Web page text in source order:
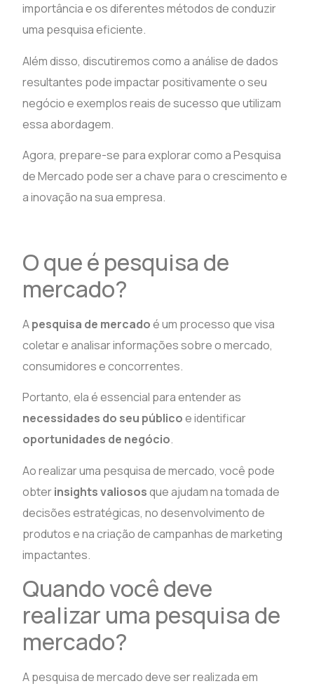
importância e os diferentes métodos de conduzir
uma pesquisa eficiente.
Além disso, discutiremos como a análise de dados
resultantes pode impactar positivamente o seu
negócio e exemplos reais de sucesso que utilizam
essa abordagem.
Agora, prepare-se para explorar como a Pesquisa
de Mercado pode ser a chave para o crescimento e
a inovação na sua empresa.
O que é pesquisa de
mercado?
Apesquisa de mercadoé um processo que visa
coletar e analisar informações sobre o mercado,
consumidores e concorrentes.
Portanto, ela é essencial para entender as
necessidades do seu públicoe identificar
oportunidades de negócio.
Ao realizar uma pesquisa de mercado, você pode
obterinsights valiososque ajudam na tomada de
decisões estratégicas, no desenvolvimento de
produtos e na criação de campanhas de marketing
impactantes.
Quando você deve
realizar uma pesquisa de
mercado?
A pesquisa de mercado deve ser realizada em